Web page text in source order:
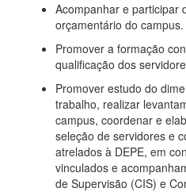
Acompanhar e participar
orçamentário do campus.
Promover a formação
qualificação dos
Promover estudo do
trabalho, realizar
campus, coordenar e
seleção de servidores e
atrelados à DEPE, em
vinculados e
de Supervisão (CIS) e